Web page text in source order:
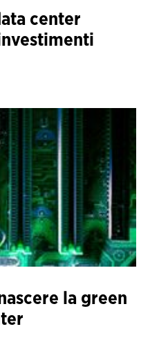
center
la green